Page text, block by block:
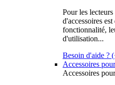
Pour les
d'accessoires
fonctionnalité,
d'utilisation...
Besoin d'aide ?
Accessoires
Accessoires